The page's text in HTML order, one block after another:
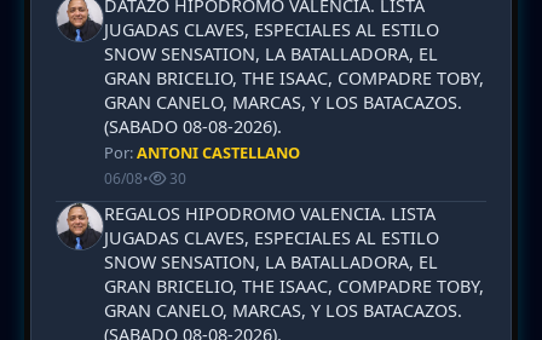
DATAZO HIPODROMO VALENCIA. LISTA
JUGADAS CLAVES, ESPECIALES AL ESTILO
SNOW SENSATION, LA BATALLADORA, EL
GRAN BRICELIO, THE ISAAC, COMPADRE TOBY,
GRAN CANELO, MARCAS, Y LOS BATACAZOS.
(SABADO 08-08-2026).
Por:ANTONI CASTELLANO
06/08• 30
REGALOS HIPODROMO VALENCIA. LISTA
JUGADAS CLAVES, ESPECIALES AL ESTILO
SNOW SENSATION, LA BATALLADORA, EL
GRAN BRICELIO, THE ISAAC, COMPADRE TOBY,
GRAN CANELO, MARCAS, Y LOS BATACAZOS.
(SABADO 08-08-2026).